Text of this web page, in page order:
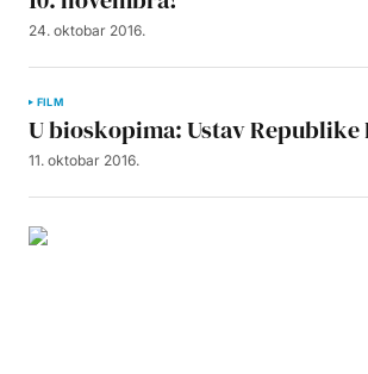
24. oktobar 2016.
FILM
U bioskopima: Ustav
11. oktobar 2016.